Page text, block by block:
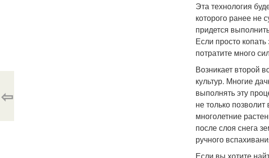
Эта технология
которого ранее не
придется
Если просто
потратите много
Возникает второй
культур. Многие
выполнять эту
не только
многолетние
после слоя снега
ручного
⇦